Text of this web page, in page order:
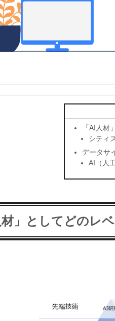
「AI人材
シティ
データサ
AI（人
材」としてどのレ